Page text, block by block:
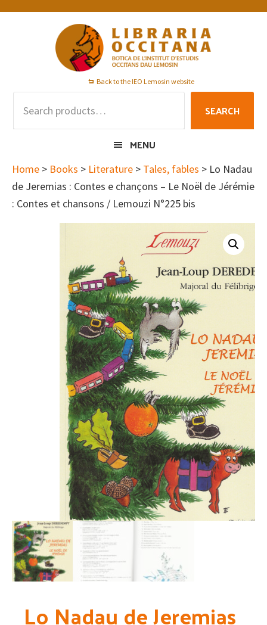
Skip
Skip
Skip
Back to the IEO Lemosin website
SEARCH
MENU
Home > Books > Literature > Tales, fables > Lo Nadau
de Jeremias : Contes e chançons – Le Noël de Jérémie
: Contes et chansons / Lemouzi N°225 bis
Lo Nadau de Jeremias